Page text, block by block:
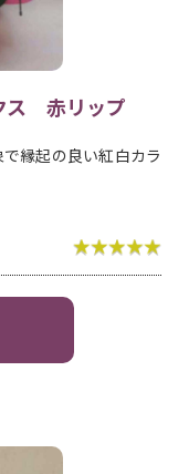
ス 赤リップ
縁起の良い紅白カラ